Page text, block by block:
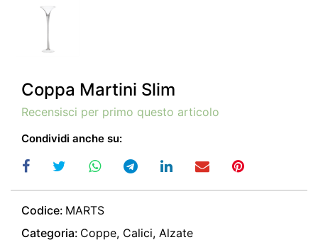
Coppa Martini Slim
Recensisci per primo questo articolo
Condividi anche su:
Codice: MARTS
Categoria: Coppe, Calici, Alzate